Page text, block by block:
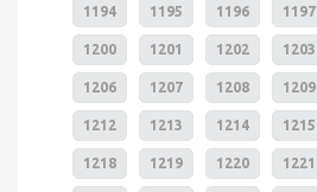
1194 1195 1196 1197
1200 1201 1202 1203
1206 1207 1208 1209
1212 1213 1214 1215
1218 1219 1220 1221